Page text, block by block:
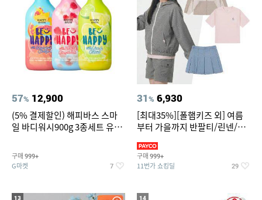
57% 12,900
(5% 결제할인) 해피바스 스마
일 바디워시900g 3종세트 유
구매 999+
G마켓 7
31% 6,930
[최대35%][폴햄키즈 외] 여름
부터 가을까지 반팔티/린넨/맨
구매 999+
11번가 쇼킹딜 29
13 14